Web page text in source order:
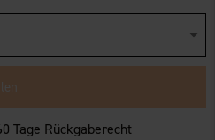
Tage Rückgaberecht